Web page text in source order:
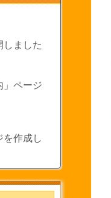
しました
」ページ
を作成し